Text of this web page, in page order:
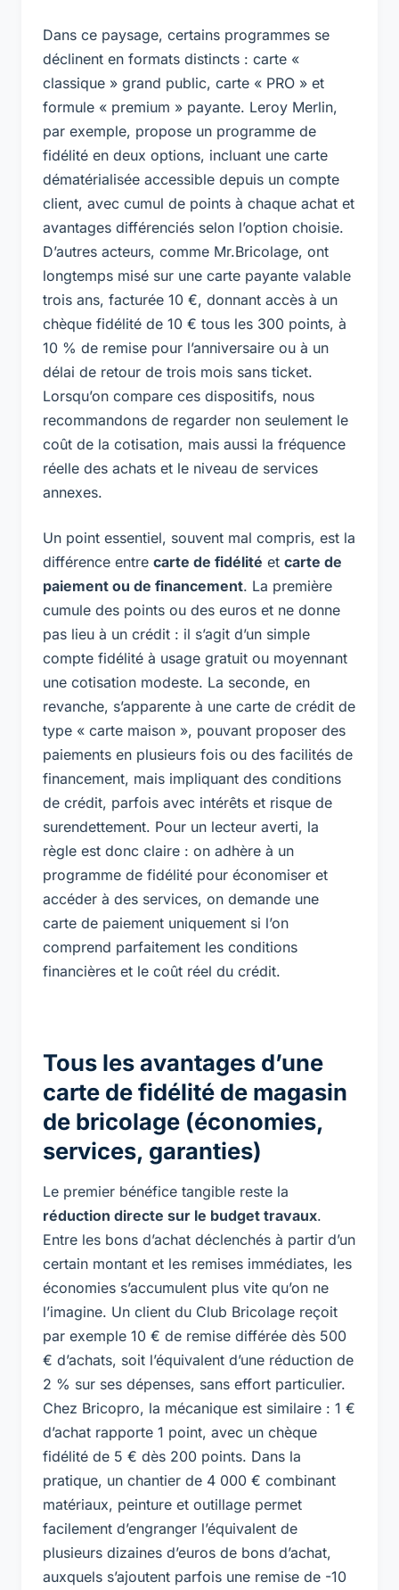
Dans ce paysage, certains programmes se
déclinent en formats distincts : carte «
classique » grand public, carte « PRO » et
formule « premium » payante. Leroy Merlin,
par exemple, propose un programme de
fidélité en deux options, incluant une carte
dématérialisée accessible depuis un compte
client, avec cumul de points à chaque achat et
avantages différenciés selon l’option choisie.
D’autres acteurs, comme Mr.Bricolage, ont
longtemps misé sur une carte payante valable
trois ans, facturée 10 €, donnant accès à un
chèque fidélité de 10 € tous les 300 points, à
10 % de remise pour l’anniversaire ou à un
délai de retour de trois mois sans ticket.
Lorsqu’on compare ces dispositifs, nous
recommandons de regarder non seulement le
coût de la cotisation, mais aussi la fréquence
réelle des achats et le niveau de services
annexes.
Un point essentiel, souvent mal compris, est la
différence entre carte de fidélité et carte de
paiement ou de financement. La première
cumule des points ou des euros et ne donne
pas lieu à un crédit : il s’agit d’un simple
compte fidélité à usage gratuit ou moyennant
une cotisation modeste. La seconde, en
revanche, s’apparente à une carte de crédit de
type « carte maison », pouvant proposer des
paiements en plusieurs fois ou des facilités de
financement, mais impliquant des conditions
de crédit, parfois avec intérêts et risque de
surendettement. Pour un lecteur averti, la
règle est donc claire : on adhère à un
programme de fidélité pour économiser et
accéder à des services, on demande une
carte de paiement uniquement si l’on
comprend parfaitement les conditions
financières et le coût réel du crédit.
Tous les avantages d’une
carte de fidélité de magasin
de bricolage (économies,
services, garanties)
Le premier bénéfice tangible reste la
réduction directe sur le budget travaux.
Entre les bons d’achat déclenchés à partir d’un
certain montant et les remises immédiates, les
économies s’accumulent plus vite qu’on ne
l’imagine. Un client du Club Bricolage reçoit
par exemple 10 € de remise différée dès 500
€ d’achats, soit l’équivalent d’une réduction de
2 % sur ses dépenses, sans effort particulier.
Chez Bricopro, la mécanique est similaire : 1 €
d’achat rapporte 1 point, avec un chèque
fidélité de 5 € dès 200 points. Dans la
pratique, un chantier de 4 000 € combinant
matériaux, peinture et outillage permet
facilement d’engranger l’équivalent de
plusieurs dizaines d’euros de bons d’achat,
auxquels s’ajoutent parfois une remise de -10